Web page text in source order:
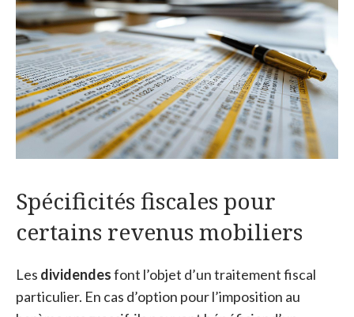
Spécificités fiscales pour
certains revenus mobiliers
Les dividendesfont l’objet d’un traitement fiscal
particulier. En cas d’option pour l’imposition au